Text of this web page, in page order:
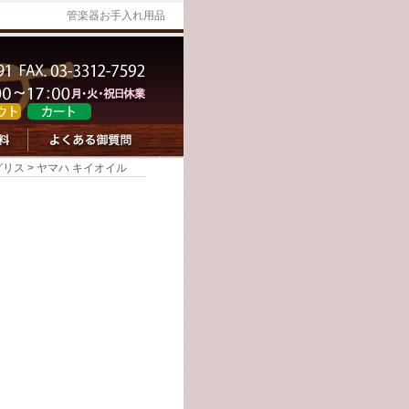
管楽器お手入れ用品
ス > ヤマハ キイオイル